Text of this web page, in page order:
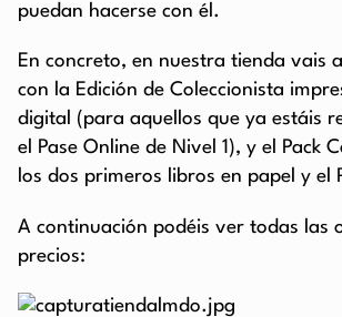
puedan hacerse con él.
En concreto, en nuestra tienda vais
con la Edición de Coleccionista
digital (para aquellos que ya estáis
el Pase Online de Nivel 1), y el Pack
los dos primeros libros en papel y el
A continuación podéis ver todas las
precios: